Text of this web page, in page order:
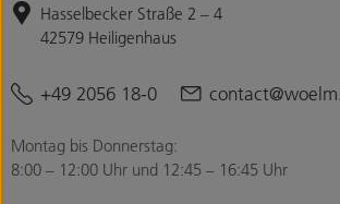
Hasselbecker Straße 2 – 4
42579 Heiligenhaus
+49 2056 18-0
Montag bis Donnerstag:
8:00 – 12:00 Uhr und 12:45 – 16:45 Uhr